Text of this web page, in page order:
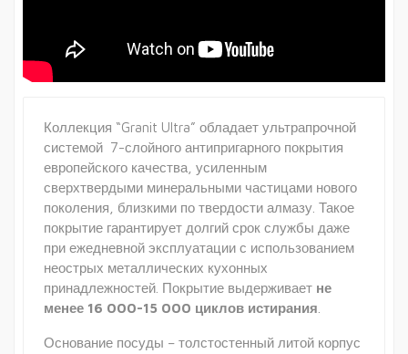
Коллекция “Granit Ultra” обладает ультрапрочной
системой 7-слойного антипригарного покрытия
европейского качества, усиленным
сверхтвердыми минеральными частицами нового
поколения, близкими по твердости алмазу. Такое
покрытие гарантирует долгий срок службы даже
при ежедневной эксплуатации с использованием
неострых металлических кухонных
принадлежностей. Покрытие выдерживает не
менее 16 000-15 000 циклов истирания
Основание посуды – толстостенный литой корпус